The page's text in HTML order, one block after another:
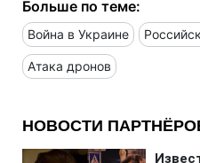
Больше по теме:
Война в Украине
Атака дронов